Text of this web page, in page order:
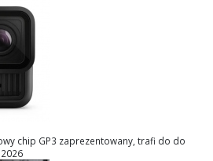
chip GP3 zaprezentowany, trafi do do
2026